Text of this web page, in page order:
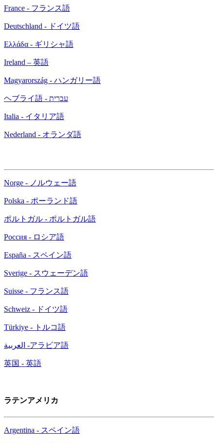
France - フランス語
Deutschland - ドイツ語
Ελλάδα - ギリシャ語
Ireland – 英語
Magyarország - ハンガリー語
ヘブライ語 - עברית
Italia - イタリア語
Nederland - オランダ語
Norge - ノルウェー語
Polska - ポーランド語
ポルトガル - ポルトガル語
Россия - ロシア語
España - スペイン語
Sverige - スウェーデン語
Suisse - フランス語
Schweiz - ドイツ語
Türkiye - トルコ語
العربية -アラビア語
英国 - 英語
ラテンアメリカ
Argentina - スペイン語